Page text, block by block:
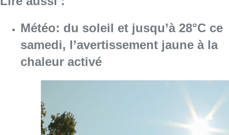
Météo: du soleil et jusqu’à 28°C ce
samedi, l’avertissement jaune à la
chaleur activé